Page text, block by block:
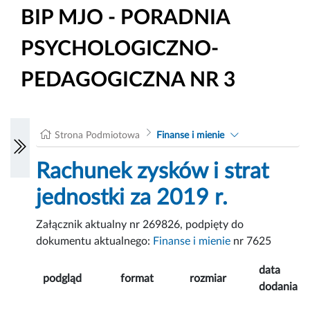
BIP MJO - PORADNIA
PSYCHOLOGICZNO-
PEDAGOGICZNA NR 3
Strona Podmiotowa Finanse i mienie
Rachunek zysków i strat
jednostki za 2019 r.
Załącznik aktualny nr 269826, podpięty do
dokumentu aktualnego: Finanse i mienie nr 7625
podgląd format rozmiar
data
dodania